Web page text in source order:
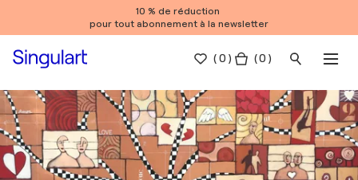
10 % de réduction
pour tout abonnement à la newsletter
(0 ) ( 0 )